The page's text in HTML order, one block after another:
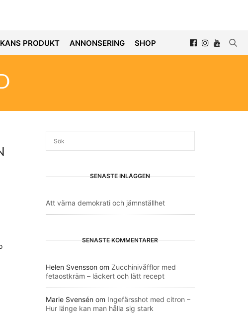
PRODUKT ANNONSERING SHOP
SENASTE INLÄGGEN
Att värna demokrati och jämnställhet
SENASTE KOMMENTARER
Helen Svensson om Zucchinivåfflor med
fetaostkräm – läckert och lätt recept
Marie Svensén om Ingefärsshot med citron –
Hur länge kan man hålla sig stark